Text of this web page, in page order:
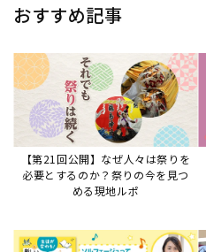
おすすめ記事
【第21回公開】なぜ人々は祭りを
必要とするのか？祭りの今を見つ
める現地ルポ